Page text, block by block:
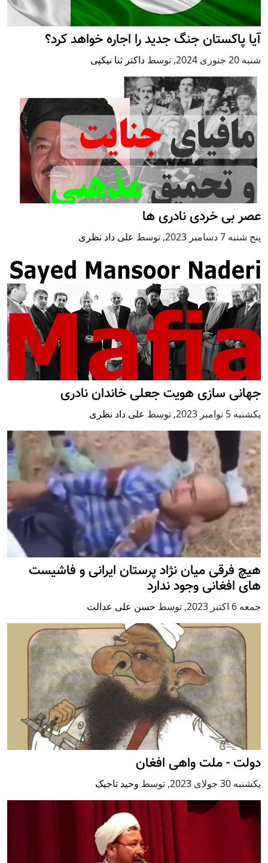
آیا پاکستان جنگ جدید را اجاره خواهد کرد؟
شنبه 20 جنوری 2024 , توسط داکتر ثنا نیکپی
عصر بی خردی نادری ها
پنج شنبه 7 دسامبر 2023 , توسط علی‌ داد نظری
جهانی سازی هویت جعلی خاندان نادری
يكشنبه 5 نوامبر 2023 , توسط علی‌ داد نظری
هیچ فرقی میان نژاد پرستان ایرانی و فاشیست
های افغانی وجود ندارد
جمعه 6 اكتبر 2023 , توسط حسن علی عدالت
دولت - ملت واهی افغان
يكشنبه 30 جولای 2023 , توسط وحید تاجیک